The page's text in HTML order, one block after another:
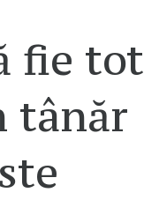
fie tot
tânăr